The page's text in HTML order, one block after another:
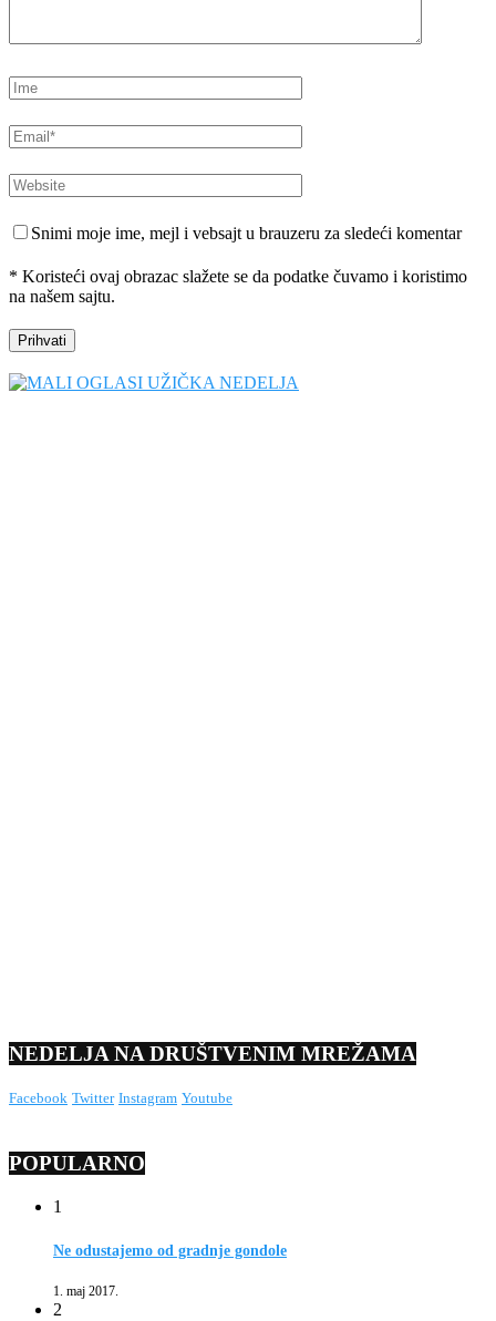
Snimi moje ime, mejl i vebsajt u brauzeru za sledeći komentar
* Koristeći ovaj obrazac slažete se da podatke čuvamo i koristimo
na našem sajtu.
NEDELJA NA DRUŠTVENIM MREŽAMA
Facebook Twitter Instagram Youtube
POPULARNO
1
Ne odustajemo od gradnje gondole
1. maj 2017.
2